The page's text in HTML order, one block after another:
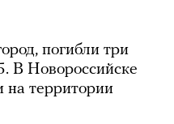
погибли три
В Новороссийске
на территории